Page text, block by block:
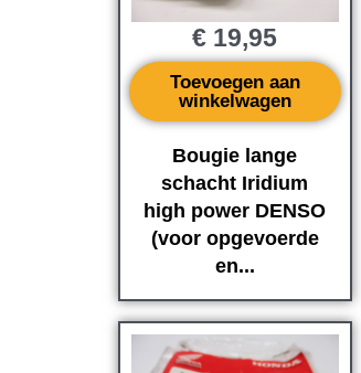
Bougie lange
schacht Iridium
high power DENSO
(voor opgevoerde
en...
€ 19,95
Toevoegen aan
winkelwagen